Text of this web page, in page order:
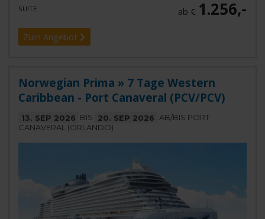
SUITE ab € 1.256,-
Zum Angebot
Norwegian Prima » 7 Tage Western
Caribbean - Port Canaveral (PCV/PCV)
13. SEP 2026 BIS 20. SEP 2026
AB/BIS PORT
CANAVERAL (ORLANDO)